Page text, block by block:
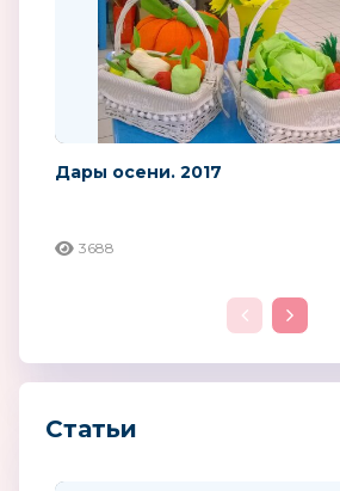
Дары осени. 2017
3688
Статьи